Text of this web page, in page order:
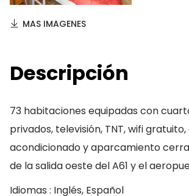
MAS IMAGENES
Descripción
73 habitaciones equipadas con
privados, televisión, TNT, wifi
acondicionado y aparcamiento
de la salida oeste del A61 y el
Idiomas : Inglés, Español